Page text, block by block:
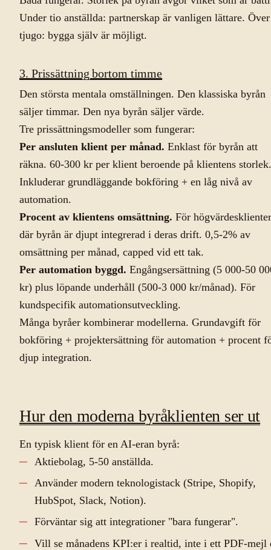
Under tio anställda: partnerskap är vanligen lättare. Över
tjugo: bygga själv är möjligt.
3. Prissättning bortom timme
Den största mentala omställningen. Den klassiska byrån
säljer timmar. Den nya byrån säljer värde.
Tre prissättningsmodeller som fungerar:
Per ansluten klient per månad. Enklast för byrån att
räkna. 60-300 kr per klient beroende på klientens storlek.
Inkluderar grundläggande bokföring + en låg nivå av
automation.
Procent av klientens omsättning. För högvärdesklienter
där byrån är djupt integrerad i deras drift. 0,5-2% av
omsättning per månad, capped vid ett tak.
Per automation byggd. Engångsersättning (5 000-50
kr) plus löpande underhåll (500-3 000 kr/månad). För
kundspecifik automationsutveckling.
Många byråer kombinerar modellerna. Grundavgift för
bokföring + projektersättning för automation + procent
djup integration.
Hur den moderna byråklienten ser ut
En typisk klient för en AI-eran byrå:
Aktiebolag, 5-50 anställda.
Använder modern teknologistack (Stripe, Shopify,
HubSpot, Slack, Notion).
Förväntar sig att integrationer "bara fungerar".
Vill se månadens KPI:er i realtid, inte i ett PDF-mejl